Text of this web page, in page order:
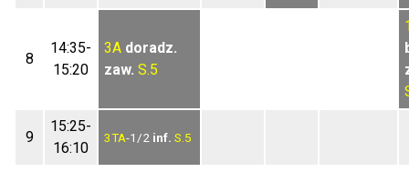
8
14:35-
15:20
3A doradz.
zaw. S.5
9
15:25-
16:10
3TA-1/2 inf. S.5